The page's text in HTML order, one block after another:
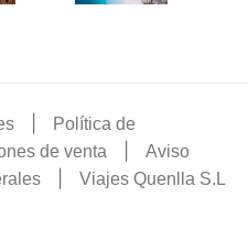
Política de
de venta
Aviso
Viajes Quenlla S.L